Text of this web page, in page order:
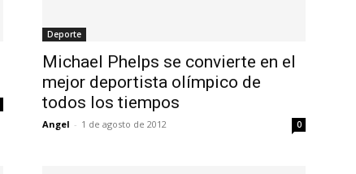
Deporte
Michael Phelps se convierte en el
mejor deportista olímpico de
todos los tiempos
Angel - 1 de agosto de 2012 0